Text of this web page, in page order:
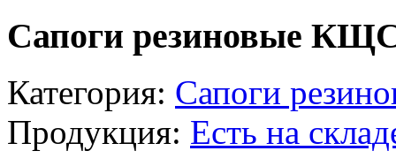
Сапоги резиновые
Категория: Сапоги
Продукция: Есть на